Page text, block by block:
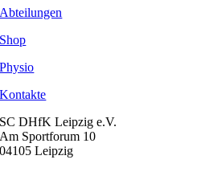
Abteilungen
Shop
Physio
Kontakte
SC DHfK Leipzig e.V.
Am Sportforum 10
04105 Leipzig